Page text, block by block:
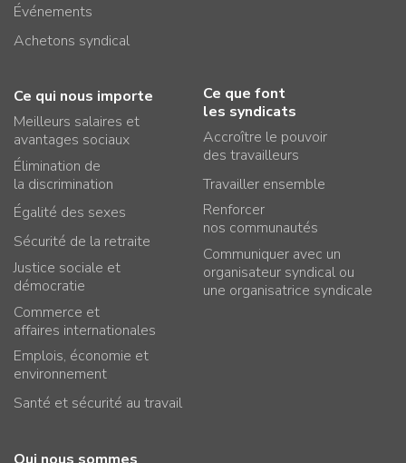
Événements
Achetons syndical
Ce qui nous importe
Meilleurs salaires et
avantages sociaux
Élimination de
la discrimination
Égalité des sexes
Sécurité de la retraite
Justice sociale et
démocratie
Commerce et
affaires internationales
Emplois, économie et
environnement
Santé et sécurité au travail
Ce que font
les syndicats
Accroître le pouvoir
des travailleurs
Travailler ensemble
Renforcer
nos communautés
Communiquer avec un
organisateur syndical ou
une organisatrice syndicale